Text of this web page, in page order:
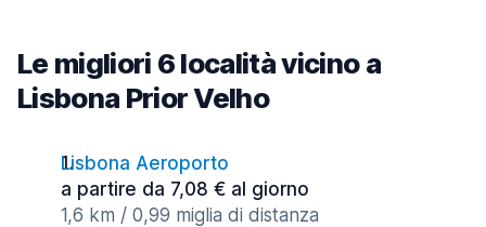
Le migliori 6 località vicino a
Lisbona Prior Velho
Lisbona Aeroporto
a partire da 7,08 € al giorno
1,6 km / 0,99 miglia di distanza